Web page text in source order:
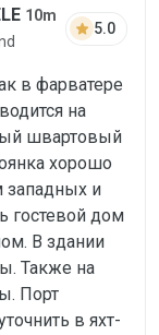
29 мар
10m
star 5.0
в фарватере
на
швартовый
хорошо
западных и
гостевой дом
В здании
Также на
Порт
в яхт-